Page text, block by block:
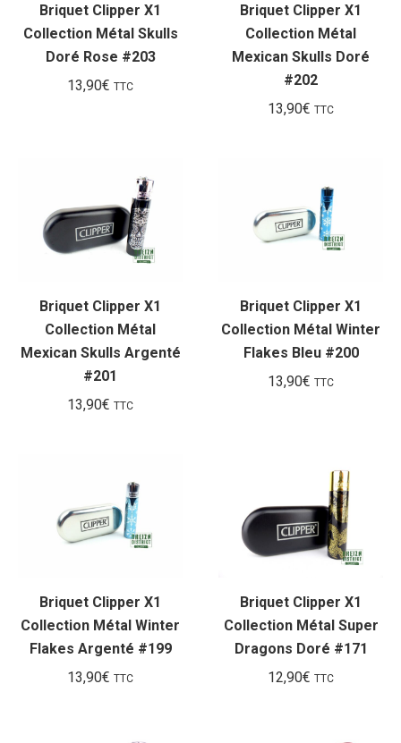
Briquet Clipper X1
Collection Métal Skulls
Doré Rose #203
13,90€ TTC
Briquet Clipper X1
Collection Métal
Mexican Skulls Doré
#202
13,90€ TTC
Briquet Clipper X1
Collection Métal
Mexican Skulls Argenté
#201
13,90€ TTC
Briquet Clipper X1
Collection Métal Winter
Flakes Bleu #200
13,90€ TTC
Briquet Clipper X1
Collection Métal Winter
Flakes Argenté #199
13,90€ TTC
Briquet Clipper X1
Collection Métal Super
Dragons Doré #171
12,90€ TTC